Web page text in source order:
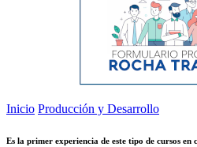
Inicio Producción y Desarrollo
Es la primer experiencia de este tipo de cursos